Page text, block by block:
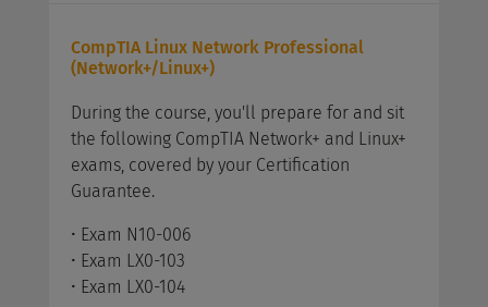
CompTIA Linux Network Professional
(Network+/Linux+)
During the course, you'll prepare for and sit
the following CompTIA Network+ and Linux+
exams, covered by your Certification
Guarantee.
• Exam N10-006
• Exam LX0-103
• Exam LX0-104